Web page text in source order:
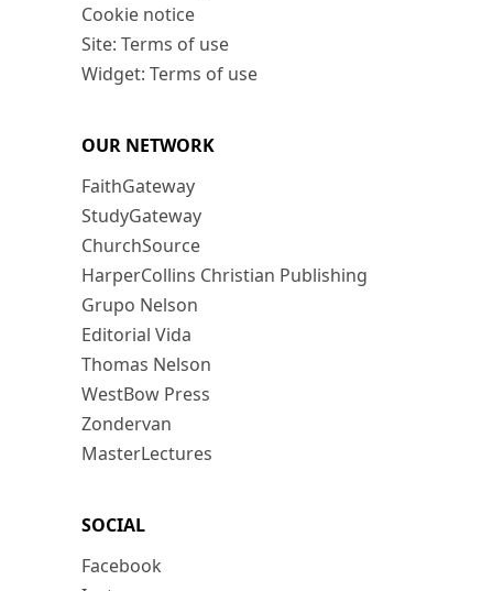
Cookie notice
Site: Terms of use
Widget: Terms of use
OUR NETWORK
FaithGateway
StudyGateway
ChurchSource
HarperCollins Christian Publishing
Grupo Nelson
Editorial Vida
Thomas Nelson
WestBow Press
Zondervan
MasterLectures
SOCIAL
Facebook